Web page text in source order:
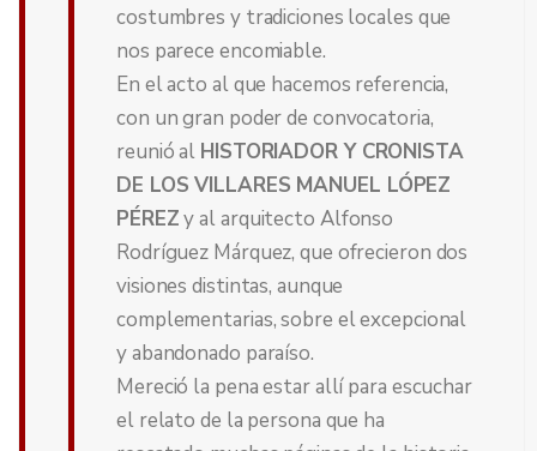
costumbres y tradiciones locales que
nos parece encomiable.
En el acto al que hacemos referencia,
con un gran poder de convocatoria,
reunió al HISTORIADOR Y CRONISTA
DE LOS VILLARES MANUEL LÓPEZ
PÉREZy al arquitecto Alfonso
Rodríguez Márquez, que ofrecieron dos
visiones distintas, aunque
complementarias, sobre el excepcional
y abandonado paraíso.
Mereció la pena estar allí para escuchar
el relato de la persona que ha